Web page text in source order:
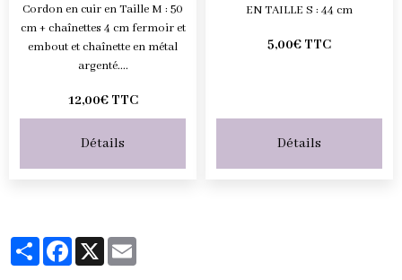
Cordon en cuir en Taille M : 50
cm + chaînettes 4 cm fermoir et
embout et chaînette en métal
argenté....
12,00€ TTC
Détails
EN TAILLE S : 44 cm
5,00€ TTC
Détails
PartagerFacebook
X